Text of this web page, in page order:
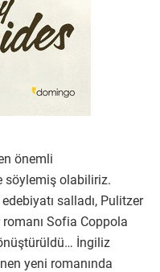
önemli
söylemiş olabiliriz.
salladı, Pulitzer
Sofia Coppola
İngiliz
yeni romanında